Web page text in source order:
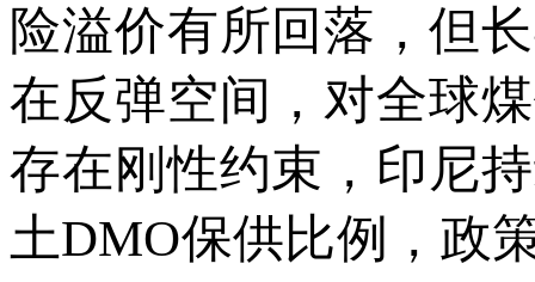
险溢价有所回落，但
在反弹空间，对全球
存在刚性约束，印尼
土DMO保供比例，政